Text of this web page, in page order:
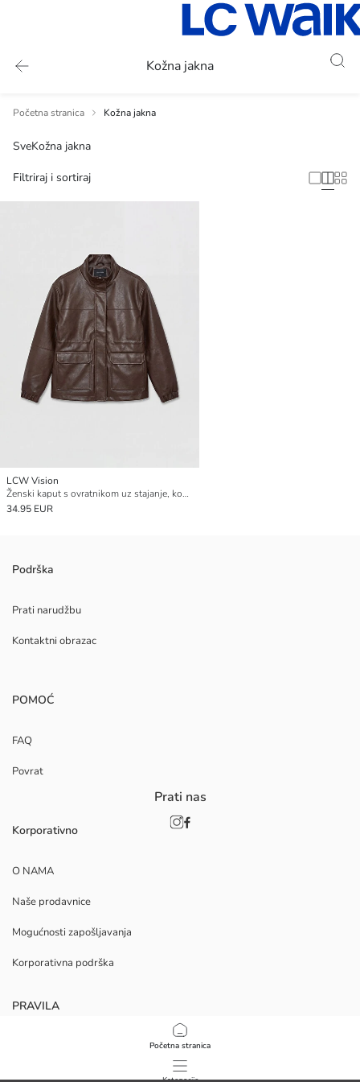
Kožna jakna
Početna stranica
Početna stranica Kožna jakna
SveKožna jakna
Filtriraj i sortiraj
LCW Vision
Ženski kaput s ovratnikom uz stajanje, kožni izgled
34.95 EUR
Podrška
Prati narudžbu
Kontaktni obrazac
POMOĆ
FAQ
Povrat
Korporativno
O NAMA
Naše prodavnice
Mogućnosti zapošljavanja
Korporativna podrška
PRAVILA
Politika privatnosti i sigurnosti podataka
Uvjeti korištenja
Prati nas